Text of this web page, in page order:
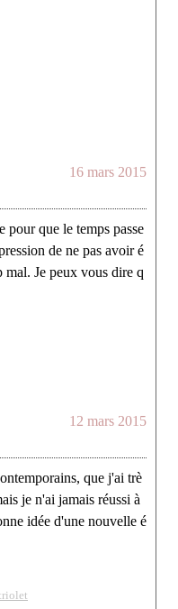
16 mars 2015
pour que le temps passe
de ne pas avoir é
mal. Je peux vous dire q
12 mars 2015
que j'ai trè
je n'ai jamais réussi à
idée d'une nouvelle é